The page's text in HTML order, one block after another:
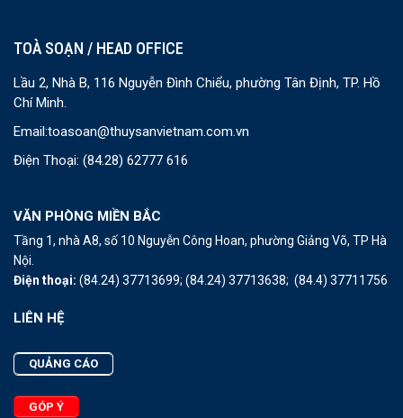
TOÀ SOẠN / HEAD OFFICE
Lầu 2, Nhà B, 116 Nguyễn Đình Chiểu, phường Tân Định, TP. Hồ
Chí Minh.
Email:toasoan@thuysanvietnam.com.vn
Điện Thoại: (84.28) 62777 616
VĂN PHÒNG MIỀN BẮC
Tầng 1, nhà A8, số 10 Nguyễn Công Hoan, phường Giảng Võ, TP Hà
Nội.
Điện thoại: (84.24) 37713699; (84.24) 37713638; (84.4) 37711756
LIÊN HỆ
QUẢNG CÁO
GÓP Ý